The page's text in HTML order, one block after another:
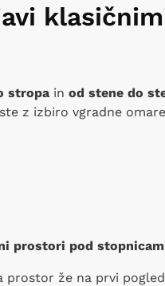
stropa in od stene do
z izbiro vgradne
prostori pod
prostor že na prvi